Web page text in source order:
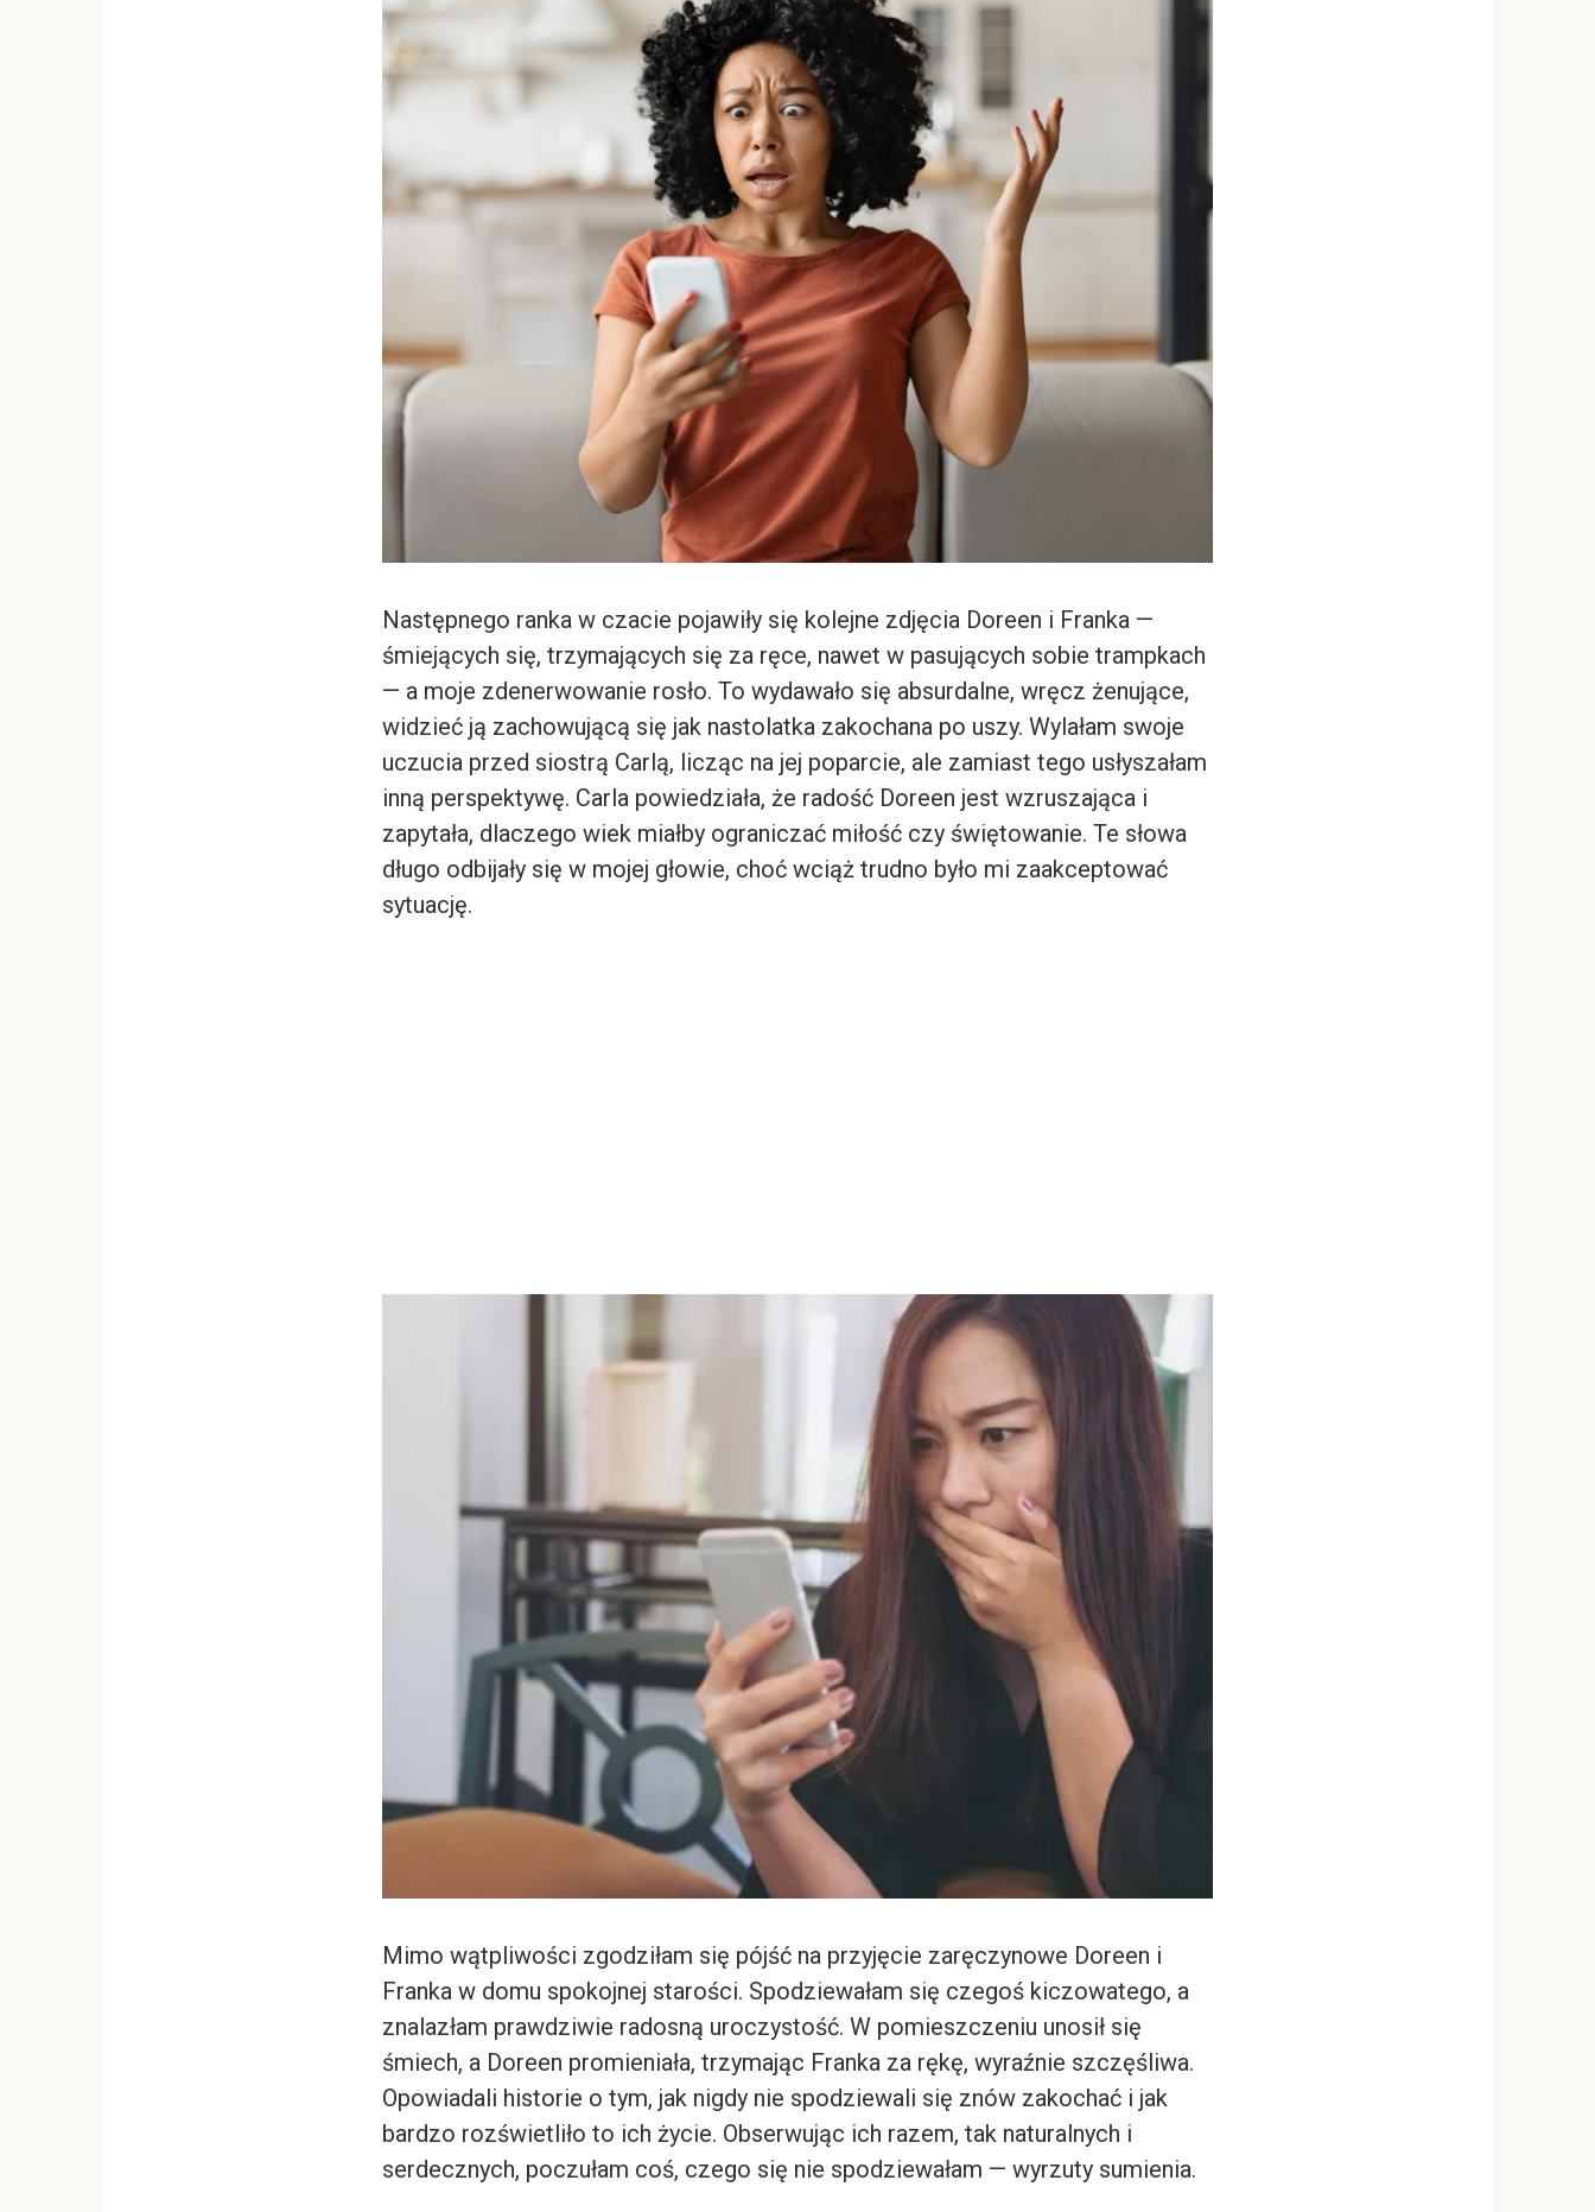
Następnego ranka w czacie pojawiły się kolejne zdjęcia Doreen i Franka —
śmiejących się, trzymających się za ręce, nawet w pasujących sobie trampkach
— a moje zdenerwowanie rosło. To wydawało się absurdalne, wręcz żenujące,
widzieć ją zachowującą się jak nastolatka zakochana po uszy. Wylałam swoje
uczucia przed siostrą Carlą, licząc na jej poparcie, ale zamiast tego usłyszałam
inną perspektywę. Carla powiedziała, że radość Doreen jest wzruszająca i
zapytała, dlaczego wiek miałby ograniczać miłość czy świętowanie. Te słowa
długo odbijały się w mojej głowie, choć wciąż trudno było mi zaakceptować
sytuację.
Mimo wątpliwości zgodziłam się pójść na przyjęcie zaręczynowe Doreen i
Franka w domu spokojnej starości. Spodziewałam się czegoś kiczowatego, a
znalazłam prawdziwie radosną uroczystość. W pomieszczeniu unosił się
śmiech, a Doreen promieniała, trzymając Franka za rękę, wyraźnie szczęśliwa.
Opowiadali historie o tym, jak nigdy nie spodziewali się znów zakochać i jak
bardzo rozświetliło to ich życie. Obserwując ich razem, tak naturalnych i
serdecznych, poczułam coś, czego się nie spodziewałam — wyrzuty sumienia.